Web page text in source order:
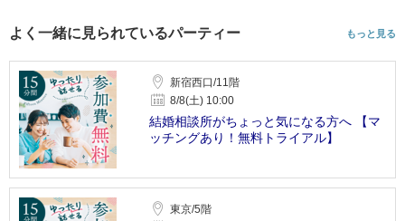
よく一緒に見られているパーティー もっと見る
新宿西口/11階
8/8(土) 10:00
結婚相談所がちょっと気になる方へ 【マ
ッチングあり！無料トライアル】
東京/5階